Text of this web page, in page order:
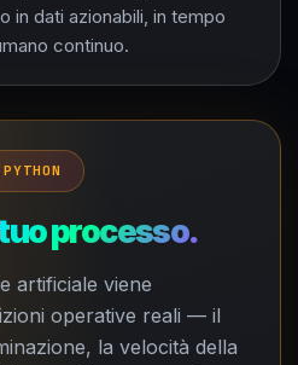
in dati azionabili, in tempo
continuo.
processo.
artificiale viene
operative reali — il
la velocità della